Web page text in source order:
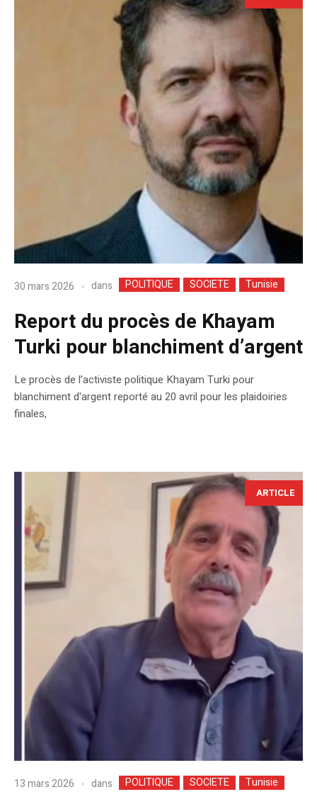
30 mars 2026 dans POLITIQUE SOCIETE Tunisie
Report du procès de Khayam
Turki pour blanchiment d’argent
Le procès de l’activiste politique Khayam Turki pour
blanchiment d'argent reporté au 20 avril pour les plaidoiries
finales,
ARTICLE
13 mars 2026 dans POLITIQUE SOCIETE Tunisie